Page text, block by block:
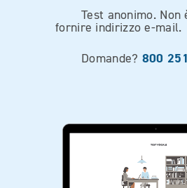
Test anonimo. Non
fornire indirizzo e-mail.
Domande? 800